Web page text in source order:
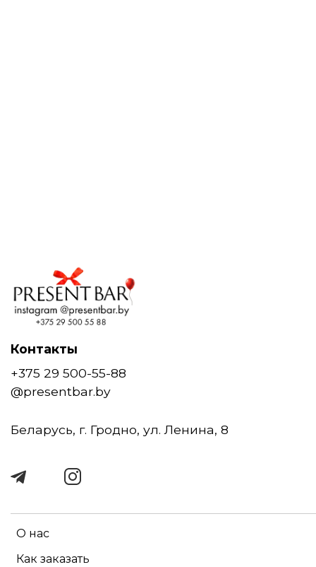
О нас
Как заказать
Контакты
+375 29 500-55-88
@presentbar.by
Беларусь, г. Гродно, ул. Ленина, 8